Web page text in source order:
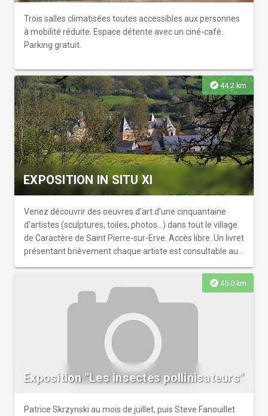
guidées des intérieurs et des extérieurs Départ des visites
toutes les heures Découvrez l'élégance d'un Monument
historique dont l'histoire s'ancre dans l'époque d'Henri IV.
Galerie à l'italienne, cheminée monumentale et audacieux
architectural. Visite guidée des intérieurs et du charme
multi centenaire, labellisé Arbre remarquable de France.
Tarif individuel : 5€/adulte ou 15€ pass parcours Gratuit
pour les - 18 ans Tarif groupe : 4€ à partir de 10 personnes,
(ouvert toute l’année pour les groupes sur réservation)
Trois salles climatisées toutes accessibles aux personnes
à mobilité réduite. Espace détente avec un ciné-café.
Parking gratuit.
explore 44.2 km
EXPOSITION IN SITU XI
Venez découvrir des oeuvres d'art d'une cinquantaine
d'artistes (sculptures, toiles, photos...) dans tout le village
de Caractère de Saint Pierre-sur-Erve. Accès libre. Un livret
présentant brièvement chaque artiste est consultable au
l'ensemble du village affiché sur la terrasse du bistrot
permet de localiser et d'identifier les œuvres exposées.
Exposition organisée chaque année par le comité des
fêtes de St Pierre-sur-Erve.
explore 45.0 km
Exposition "Les insectes pollinisateurs"
Patrice Skrzynski au mois de juillet, puis Steve Fanouillet